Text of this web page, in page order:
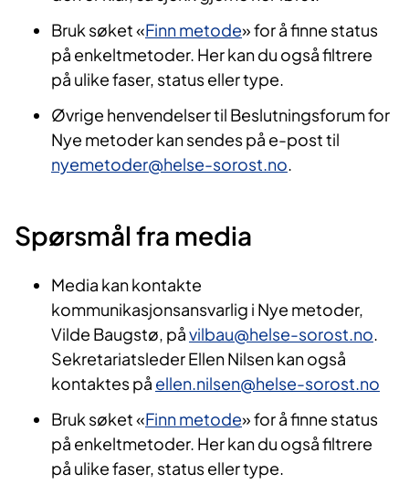
Bruk søket «Finn metode» for å finne status
på enkeltmetoder. Her kan du også filtrere
på ulike faser, status eller type.
Øvrige henvendelser til Beslutningsforum for
Nye metoder kan sendes på e-post til
nyemetoder@helse-sorost.no​.
Spørsmål fra media
Media kan kontakte
kommunikasjonsansvarlig i Nye metoder,
Vilde Baugstø, påvilbau@helse-sorost.no.
Sekretariatsleder Ellen Nilsen kan også
kontaktes på ellen.nilsen@helse-sorost.no
Bruk søket «Finn metode» for å finne status
på enkeltmetoder. Her kan du også filtrere
på ulike faser, status eller type.